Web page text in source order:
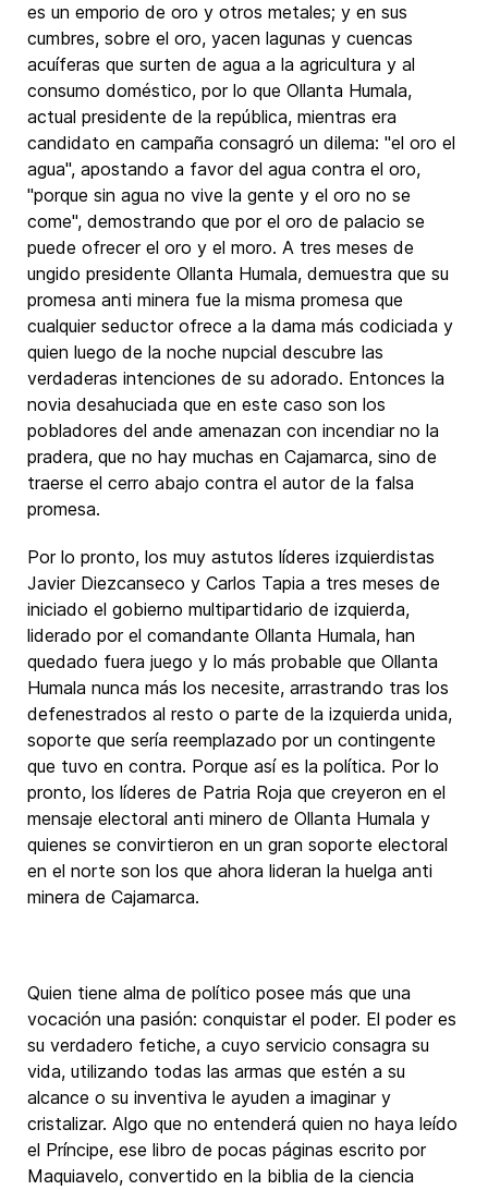
es un emporio de oro y otros metales; y en sus
cumbres, sobre el oro, yacen lagunas y cuencas
acuíferas que surten de agua a la agricultura y al
consumo doméstico, por lo que Ollanta Humala,
actual presidente de la república, mientras era
candidato en campaña consagró un dilema: "el oro el
agua", apostando a favor del agua contra el oro,
"porque sin agua no vive la gente y el oro no se
come", demostrando que por el oro de palacio se
puede ofrecer el oro y el moro. A tres meses de
ungido presidente Ollanta Humala, demuestra que su
promesa anti minera fue la misma promesa que
cualquier seductor ofrece a la dama más codiciada y
quien luego de la noche nupcial descubre las
verdaderas intenciones de su adorado. Entonces la
novia desahuciada que en este caso son los
pobladores del ande amenazan con incendiar no la
pradera, que no hay muchas en Cajamarca, sino de
traerse el cerro abajo contra el autor de la falsa
promesa.
Por lo pronto, los muy astutos líderes izquierdistas
Javier Diezcanseco y Carlos Tapia a tres meses de
iniciado el gobierno multipartidario de izquierda,
liderado por el comandante Ollanta Humala, han
quedado fuera juego y lo más probable que Ollanta
Humala nunca más los necesite, arrastrando tras los
defenestrados al resto o parte de la izquierda unida,
soporte que sería reemplazado por un contingente
que tuvo en contra. Porque así es la política. Por lo
pronto, los líderes de Patria Roja que creyeron en el
mensaje electoral anti minero de Ollanta Humala y
quienes se convirtieron en un gran soporte electoral
en el norte son los que ahora lideran la huelga anti
minera de Cajamarca.
Quien tiene alma de político posee más que una
vocación una pasión: conquistar el poder. El poder es
su verdadero fetiche, a cuyo servicio consagra su
vida, utilizando todas las armas que estén a su
alcance o su inventiva le ayuden a imaginar y
cristalizar. Algo que no entenderá quien no haya leído
el Príncipe, ese libro de pocas páginas escrito por
Maquiavelo, convertido en la biblia de la ciencia